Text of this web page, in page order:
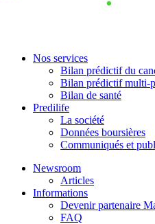
Nos services
Bilan prédictif du
Bilan prédictif multi-
Bilan de santé
Predilife
La société
Données boursières
Communiqués et
Newsroom
Articles
Informations
Devenir partenaire
FAQ